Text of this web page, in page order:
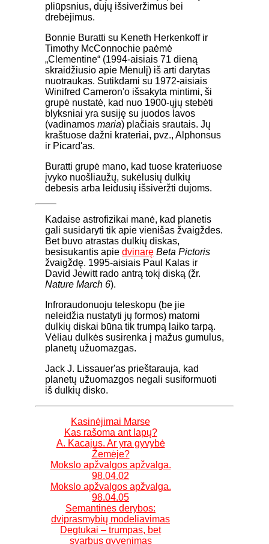
pliūpsnius, dujų išsiveržimus bei
drebėjimus.
Bonnie Buratti su Keneth Herkenkoff ir
Timothy McConnochie paėmė
„Clementine“ (1994-aisiais 71 dieną
skraidžiusio apie Mėnulį) iš arti darytas
nuotraukas. Sutikdami su 1972-aisiais
Winifred Cameron'o išsakyta mintimi, ši
grupė nustatė, kad nuo 1900-ųjų stebėti
blyksniai yra susiję su juodos lavos
(vadinamos maria) plačiais srautais. Jų
kraštuose dažni krateriai, pvz., Alphonsus
ir Picard'as.
Buratti grupė mano, kad tuose krateriuose
įvyko nuošliaužų, sukėlusių dulkių
debesis arba leidusių išsiveržti dujoms.
Kadaise astrofizikai manė, kad planetis
gali susidaryti tik apie vienišas žvaigždes.
Bet buvo atrastas dulkių diskas,
besisukantis apie dvinarę Beta Pictoris
žvaigždę. 1995-aisiais Paul Kalas ir
David Jewitt rado antrą tokį diską (žr.
Nature March 6).
Infroraudonuoju teleskopu (be jie
neleidžia nustatyti jų formos) matomi
dulkių diskai būna tik trumpą laiko tarpą.
Vėliau dulkės susirenka į mažus gumulus,
planetų užuomazgas.
Jack J. Lissauer'as prieštarauja, kad
planetų užuomazgos negali susiformuoti
iš dulkių disko.
Kasinėjimai Marse
Kas rašoma ant lapų?
A. Kacajus. Ar yra gyvybė
Žemėje?
Mokslo apžvalgos apžvalga.
98.04.02
Mokslo apžvalgos apžvalga.
98.04.05
Semantinės derybos:
dviprasmybių modeliavimas
Degtukai – trumpas, bet
svarbus gyvenimas